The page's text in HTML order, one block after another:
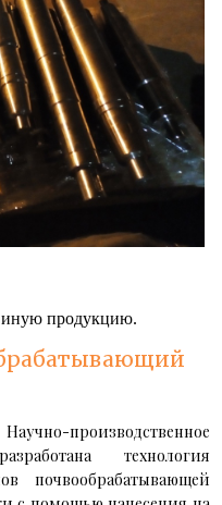
продукцию.
производственное
технология
почвообрабатывающей